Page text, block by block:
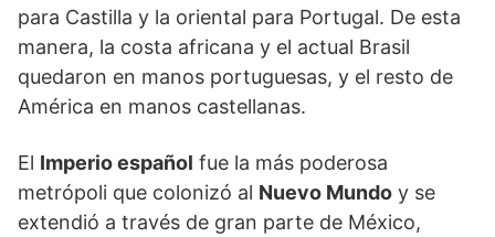
para Castilla y la oriental para Portugal. De esta
manera, la costa africana y el actual Brasil
quedaron en manos portuguesas, y el resto de
América en manos castellanas.
El Imperio español fue la más poderosa
metrópoli que colonizó al Nuevo Mundo y se
extendió a través de gran parte de México,